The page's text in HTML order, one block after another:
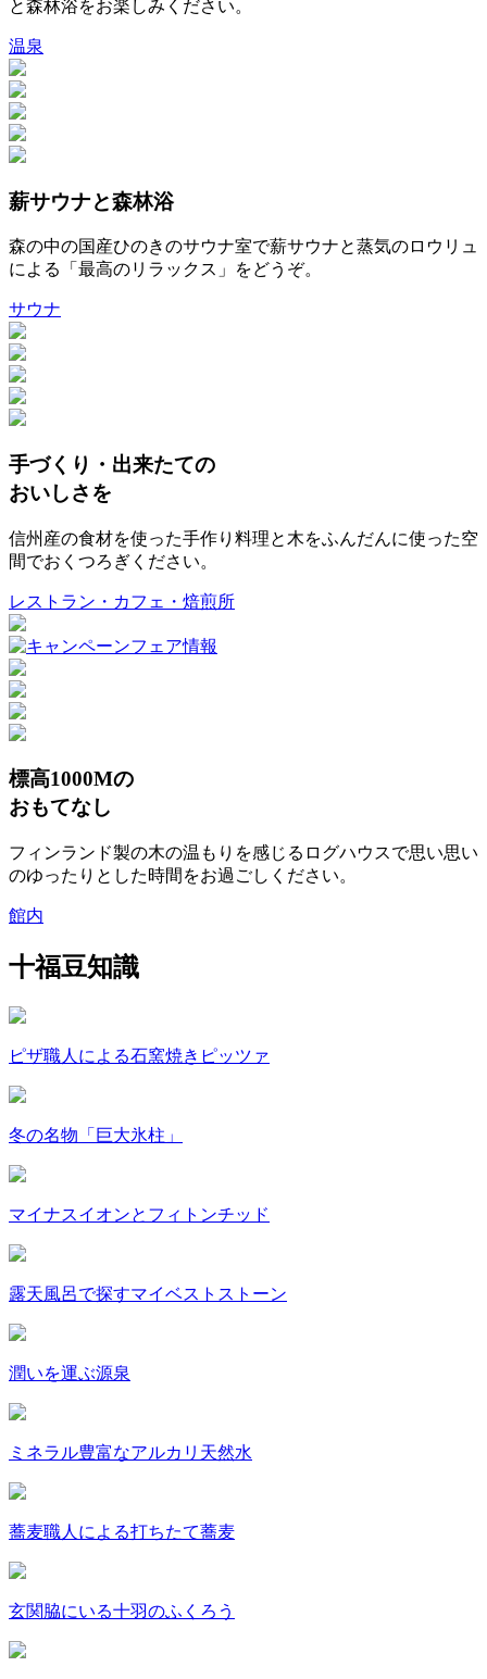
と森林浴をお楽しみください。
温泉
薪サウナと森林浴
森の中の国産ひのきのサウナ室で薪サウナと蒸気のロウリュ
による「最高のリラックス」をどうぞ。
サウナ
手づくり・出来たての
おいしさを
信州産の食材を使った手作り料理と木をふんだんに使った空
間でおくつろぎください。
レストラン・カフェ・焙煎所
標高1000Mの
おもてなし
フィンランド製の木の温もりを感じるログハウスで思い思い
のゆったりとした時間をお過ごしください。
館内
十福豆知識
ピザ職人による石窯焼きピッツァ
冬の名物「巨大氷柱」
マイナスイオンとフィトンチッド
露天風呂で探すマイベストストーン
潤いを運ぶ源泉
ミネラル豊富なアルカリ天然水
蕎麦職人による打ちたて蕎麦
玄関脇にいる十羽のふくろう